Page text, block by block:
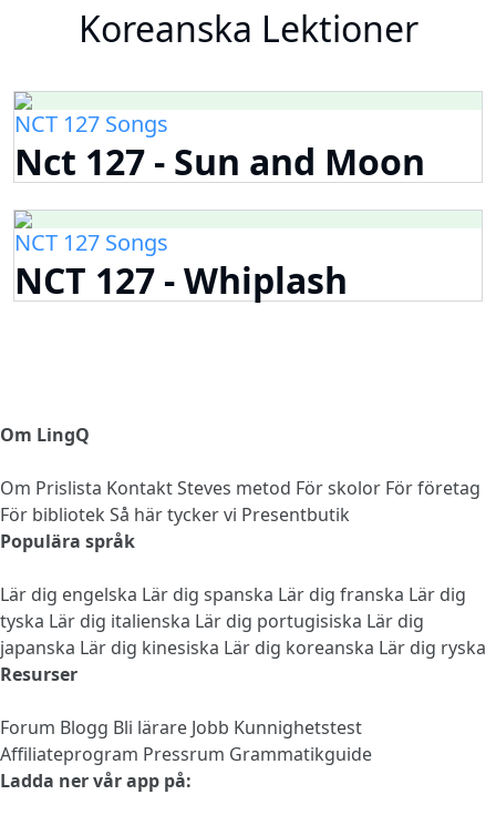
Koreanska Lektioner
NCT 127 Songs
Nct 127 - Sun and Moon
NCT 127 Songs
NCT 127 - Whiplash
Om LingQ
Om Prislista KontaktSteves metod För skolor För företag
För bibliotek Så här tycker vi Presentbutik
Populära språk
Lär dig engelska Lär dig spanska Lär dig franska Lär dig
tyska Lär dig italienska Lär dig portugisiska Lär dig
japanska Lär dig kinesiska Lär dig koreanska Lär dig ryska
Resurser
Forum Blogg Bli lärare Jobb Kunnighetstest
Affiliateprogram Pressrum Grammatikguide
Ladda ner vår app på: